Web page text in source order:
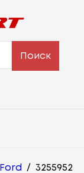
Поиск
Ford / 3255952